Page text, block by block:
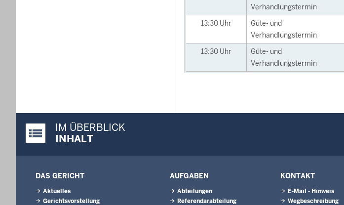
Verhandlungstermin
13:30 Uhr
Güte- und
Verhandlungstermin
13:30 Uhr
Güte- und
Verhandlungstermin
Justiz-Portal im Überblick:
IM ÜBERBLICK
INHALT
DAS GERICHT
Aktuelles
Gerichtsvorstellung
AUFGABEN
Abteilungen
Referendarabteilung
KONTAKT
E-Mail - Hinweis
Wegbeschreibung